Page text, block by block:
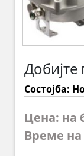
Добијте
Состојба:
Цена: на
Време на